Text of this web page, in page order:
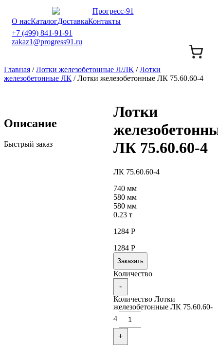
О насКаталогДоставкаКонтакты
+7 (499) 841-91-91
zakaz1@progress91.ru
Главная /Лотки железобетонные Л/ЛК /Лотки
железобетонные ЛК / Лотки железобетонные ЛК 75.60.60-4
Лотки
ЛК 75.60.60-4
ЛК 75.60.60-4
740 мм
580 мм
580 мм
0.23 т
1284 Р
1284 Р
Заказать
Количество
-
Количество Лотки
железобетонные ЛК 75.60.60-
4
+
Описание
Быстрый заказ